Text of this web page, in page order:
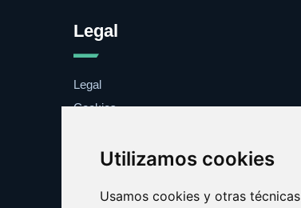
Utilizamos cookies
Usamos cookies y otras
Legal
Legal
Cookies